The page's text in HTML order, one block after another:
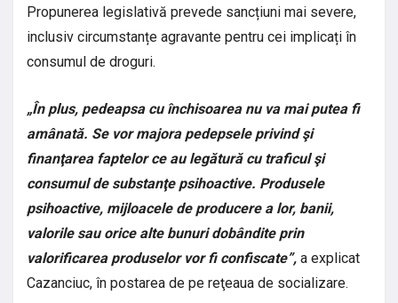
Propunerea legislativă prevede sancțiuni mai severe,
inclusiv circumstanțe agravante pentru cei implicați în
consumul de droguri.
„În plus, pedeapsa cu închisoarea nu va mai putea fi
amânată. Se vor majora pedepsele privind şi
finanţarea faptelor ce au legătură cu traficul şi
consumul de substanţe psihoactive. Produsele
psihoactive, mijloacele de producere a lor, banii,
valorile sau orice alte bunuri dobândite prin
valorificarea produselor vor fi confiscate”, a explicat
Cazanciuc, în postarea de pe reţeaua de socializare.